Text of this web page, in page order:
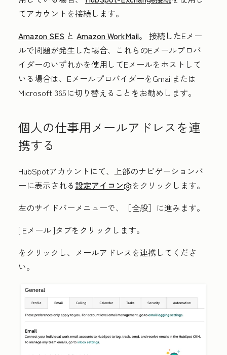
てアカウントを接続します。
Amazon SES と Amazon WorkMail。 接続したEメー
ルで問題が発生した場合、これらのEメールプロバ
イダーのいずれかを使用してEメールをホストして
いる場合は、EメールプロバイダーをGmailまたは
Microsoft 365に切り替えることをお勧めします。
個人の仕事用メールアドレスを連
携する
HubSpotアカウントにて、上部のナビゲーションバ
ーに表示される設定アイコン
をクリックします。
左のサイドバーメニューで、［全般］ に進みます。
[ Eメール ]タブをクリックします。
をクリックし、メールアドレスを連携してくださ
い。